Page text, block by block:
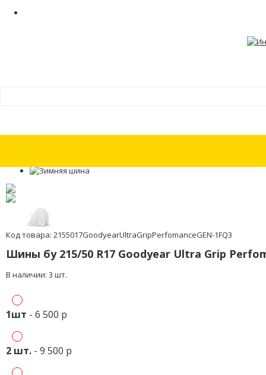
Код товара: 2155017GoodyearUltraGripPerfomanceGEN-1FQ3
Шины бу 215/50 R17 Goodyear Ultra Grip
В наличии: 3 шт.
1шт - 6 500 р
2 шт. - 9 500 р